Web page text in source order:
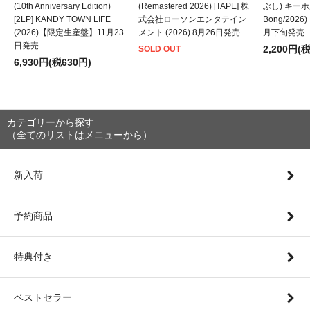
(10th Anniversary Edition)
[2LP] KANDY TOWN LIFE
(2026)【限定生産盤】11月23
日発売
6,930円(税630円)
(Remastered 2026) [TAPE] 株
式会社ローソンエンタテイン
メント (2026) 8月26日発売
SOLD OUT
ぶし) キー
Bong/2026)
月下旬発売
2,200円(
カテゴリーから探す
（全てのリストはメニューから）
新入荷
予約商品
特典付き
ベストセラー